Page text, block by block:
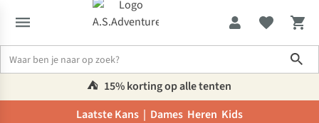
⛺️ 15% korting op alle tenten
Laatste Kans | Dames Heren Kids